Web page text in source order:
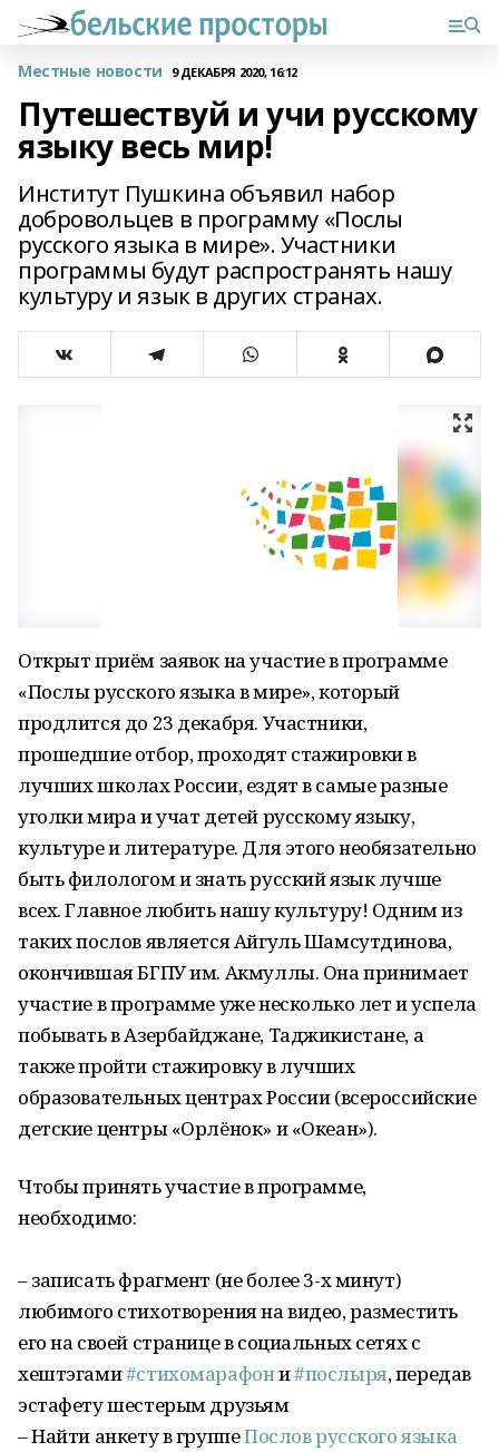
Местные новости 9 ДЕКАБРЯ 2020, 16:12
Путешествуй и учи русскому
языку весь мир!
Институт Пушкина объявил набор
добровольцев в программу «Послы
русского языка в мире». Участники
программы будут распространять нашу
культуру и язык в других странах.
Открыт приём заявок на участие в программе
«Послы русского языка в мире», который
продлится до 23 декабря. Участники,
прошедшие отбор, проходят стажировки в
лучших школах России, ездят в самые разные
уголки мира и учат детей русскому языку,
культуре и литературе. Для этого необязательно
быть филологом и знать русский язык лучше
всех. Главное любить нашу культуру! Одним из
таких послов является Айгуль Шамсутдинова,
окончившая БГПУ им. Акмуллы. Она принимает
участие в программе уже несколько лет и успела
побывать в Азербайджане, Таджикистане, а
также пройти стажировку в лучших
образовательных центрах России (всероссийские
детские центры «Орлёнок» и «Океан»).
Чтобы принять участие в программе,
необходимо:
– записать фрагмент (не более 3-х минут)
любимого стихотворения на видео, разместить
его на своей странице в социальных сетях с
хештэгами#стихомарафони#послыря, передав
эстафету шестерым друзьям
– Найти анкету в группеПослов русского языка